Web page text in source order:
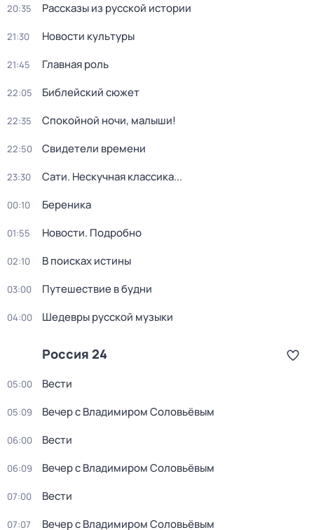
20:35 Рассказы из русской истории
21:30 Новости культуры
21:45 Главная роль
22:05 Библейский сюжет
22:35 Спокойной ночи, малыши!
22:50 Свидетели времени
23:30 Сати. Нескучная классика...
00:10 Береника
01:55 Новости. Подробно
02:10 В поисках истины
03:00 Путешествие в будни
04:00 Шедевры русской музыки
Россия 24
05:00 Вести
05:09 Вечер с Владимиром Соловьёвым
06:00 Вести
06:09 Вечер с Владимиром Соловьёвым
07:00 Вести
07:07 Вечер с Владимиром Соловьёвым